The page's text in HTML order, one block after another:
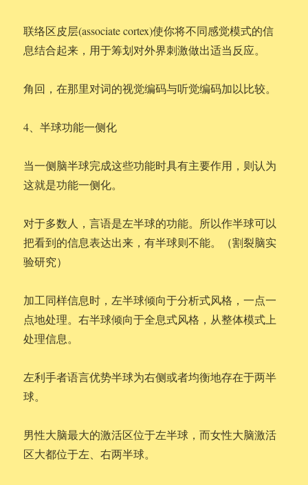
联络区皮层(associate cortex)使你将不同感觉模式的信
息结合起来，用于筹划对外界刺激做出适当反应。
角回，在那里对词的视觉编码与听觉编码加以比较。
4、半球功能一侧化
当一侧脑半球完成这些功能时具有主要作用，则认为
这就是功能一侧化。
对于多数人，言语是左半球的功能。所以作半球可以
把看到的信息表达出来，有半球则不能。（割裂脑实
验研究）
加工同样信息时，左半球倾向于分析式风格，一点一
点地处理。右半球倾向于全息式风格，从整体模式上
处理信息。
左利手者语言优势半球为右侧或者均衡地存在于两半
球。
男性大脑最大的激活区位于左半球，而女性大脑激活
区大都位于左、右两半球。